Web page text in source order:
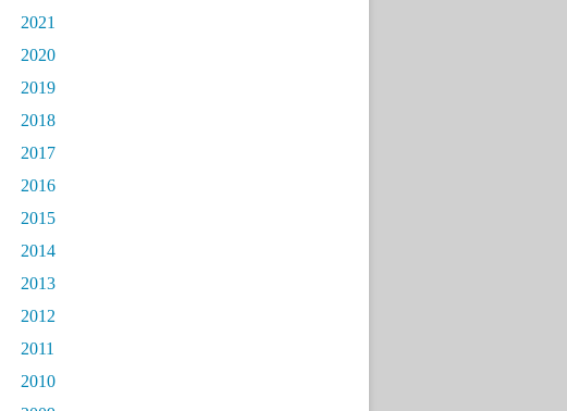
2021
2020
2019
2018
2017
2016
2015
2014
2013
2012
2011
2010